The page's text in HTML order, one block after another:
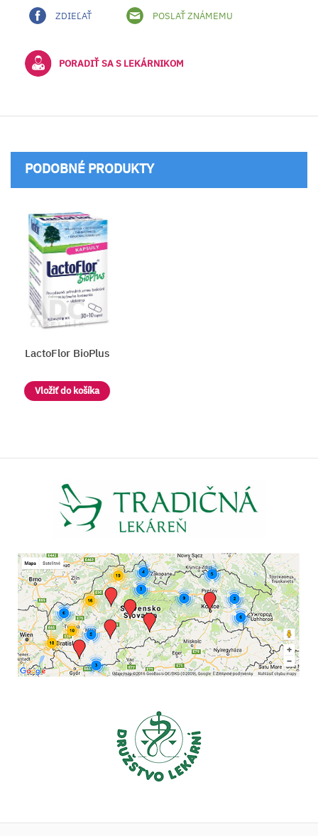
ZDIEĽAŤ POSLAŤ ZNÁMEMU
PORADIŤ SA S LEKÁRNIKOM
PODOBNÉ PRODUKTY
BIOPRON Forte